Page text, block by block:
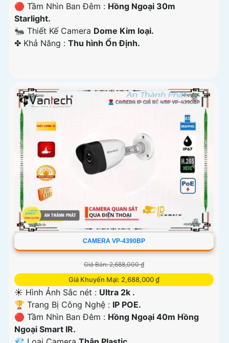
🔴 Tầm Nhìn Ban Đêm : Hồng Ngoại 30m
Starlight.
🐜 Thiết Kế Camera Dome Kim loại.
️✤ Khả Năng : Thu hình Ổn Định.
CAMERA VP-4390BP
Giá Bán: 2,688,000 ₫
Giá Khuyến Mại: 2,688,000 ₫
☀️ Hình Ảnh Sắc nét : Ultra 2k .
🏆 Trang Bị Công Nghệ : IP POE.
🔴 Tầm Nhìn Ban Đêm : Hồng Ngoại 40m Hồng
Ngoại Smart IR.